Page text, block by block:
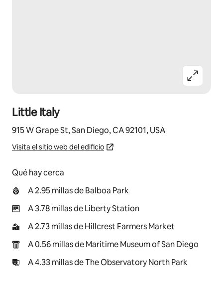
Little Italy
915 W Grape St, San Diego, CA 92101, USA
Visita el sitio web del edificio
Qué hay cerca
A 2.95 millas de Balboa Park
A 3.78 millas de Liberty Station
A 2.73 millas de Hillcrest Farmers Market
A 0.56 millas de Maritime Museum of San Diego
A 4.33 millas de The Observatory North Park